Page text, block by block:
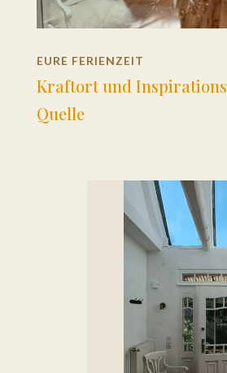
EURE FERIENZEIT
Kraftort und Inspirations
Quelle